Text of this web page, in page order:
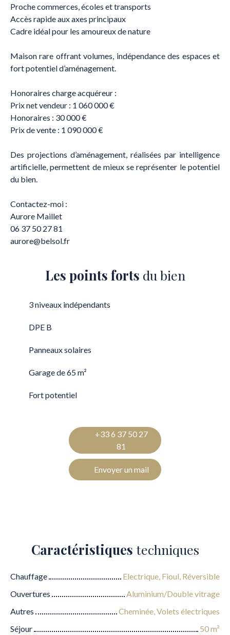
Proche commerces, écoles et transports
Accès rapide aux axes principaux
Cadre idéal pour les amoureux de nature
Maison rare offrant volumes, indépendance des espaces et
fort potentiel d’aménagement.
Honoraires charge acquéreur :
Prix net vendeur : 1 060 000 €
Honoraires : 30 000 €
Prix de vente : 1 090 000 €
Des projections d’aménagement, réalisées par intelligence
artificielle, permettent de mieux se représenter le potentiel
du bien.
Contactez-moi :
Aurore Maillet
06 37 50 27 81
aurore@belsol.fr
Les points forts du bien
3 niveaux indépendants
DPE B
Panneaux solaires
Garage de 65 m²
Fort potentiel
+33 6 37 50 27
81
Envoyer un mail
Caractéristiques techniques
Chauffage
Electrique, Fioul, Réversible
Ouvertures
Aluminium/Double vitrage
Autres
Cheminée, Volets électriques
Séjour
50m²